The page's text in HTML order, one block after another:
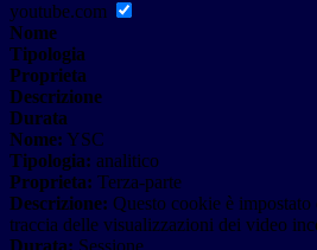
youtube.com
Nome
Tipologia
Proprieta
Descrizione
Durata
Nome: YSC
Tipologia: analitico
Proprieta: Terza-parte
Descrizione: Questo cookie è impostato
traccia delle visualizzazioni dei video